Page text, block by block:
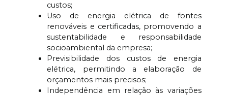
custos;
Uso de energia elétrica de fontes
renováveis e certificadas, promovendo a
sustentabilidade e responsabilidade
socioambiental da empresa;
Previsibilidade dos custos de energia
elétrica, permitindo a elaboração de
orçamentos mais precisos;
Independência em relação às variações